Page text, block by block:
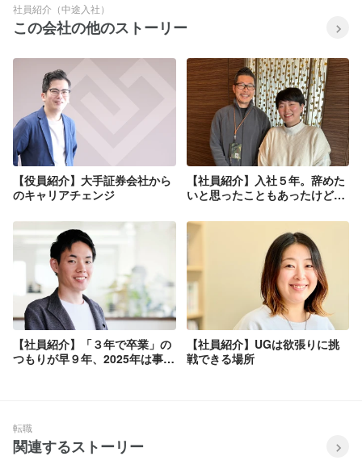
社員紹介（中途入社）
この会社の他のストーリー
【役員紹介】大手証券会社から
のキャリアチェンジ
【社員紹介】入社５年。辞めた
いと思ったこともあったけど、
【社員紹介】「３年で卒業」の
つもりが早９年、2025年は事業
【社員紹介】UGは欲張りに挑
戦できる場所
転職
関連するストーリー